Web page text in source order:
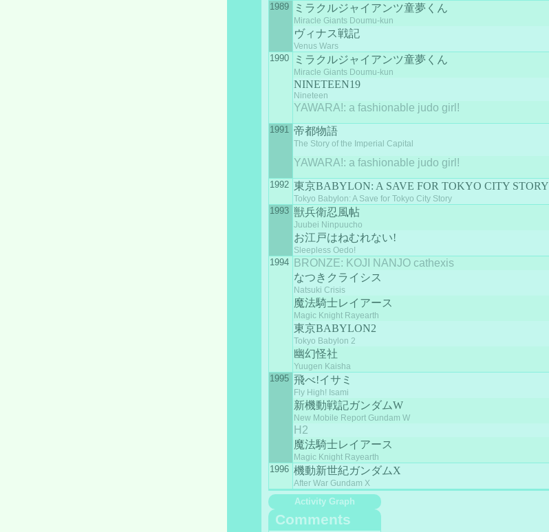
1989 ミラクルジャイアンツ童夢くん
Miracle Giants Doumu-kun
ヴィナス戦記
Venus Wars
1990 ミラクルジャイアンツ童夢くん
Miracle Giants Doumu-kun
NINETEEN19
Nineteen
YAWARA!: a fashionable judo girl!
1991 帝都物語
The Story of the Imperial Capital
YAWARA!: a fashionable judo girl!
1992 東京BABYLON: A SAVE FOR TOKYO CITY STORY
Tokyo Babylon: A Save for Tokyo City Story
1993 獣兵衛忍風帖
Juubei Ninpuucho
お江戸はねむれない!
Sleepless Oedo!
1994 BRONZE: KOJI NANJO cathexis
なつきクライシス
Natsuki Crisis
魔法騎士レイアース
Magic Knight Rayearth
東京BABYLON2
Tokyo Babylon 2
幽幻怪社
Yuugen Kaisha
1995 飛べ!イサミ
Fly High! Isami
新機動戦記ガンダムW
New Mobile Report Gundam W
H2
魔法騎士レイアース
Magic Knight Rayearth
1996 機動新世紀ガンダムX
After War Gundam X
Activity Graph
Comments